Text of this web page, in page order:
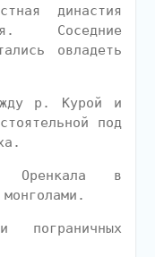
династия
Соседние
овладеть
р. Курой и
под
Оренкала в
пограничных